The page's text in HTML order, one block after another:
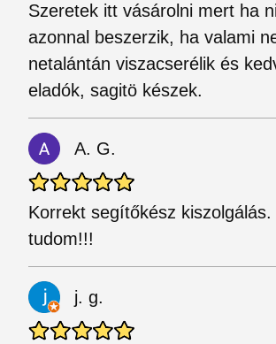
Szeretek itt vásárolni mert ha
azonnal beszerzik, ha valami
netalántán viszacserélik és
eladók, sagitö készek.
A. G.
Korrekt segítőkész kiszolgálás.
tudom!!!
j. g.